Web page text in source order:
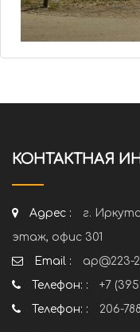
КОНТАКТНАЯ
Адрес :
г.
этаж, офис 301
Email :
ap@223-
Телефон: :
+7
Телефон: :
206-